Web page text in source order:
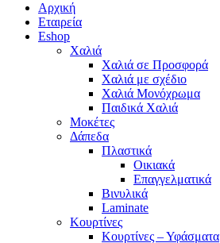
Αρχική
Εταιρεία
Eshop
Χαλιά
Χαλιά σε Προσφορά
Χαλιά με σχέδιο
Χαλιά Μονόχρωμα
Παιδικά Χαλιά
Μοκέτες
Δάπεδα
Πλαστικά
Οικιακά
Επαγγελματικά
Βινυλικά
Laminate
Κουρτίνες
Κουρτίνες – Υφάσματα